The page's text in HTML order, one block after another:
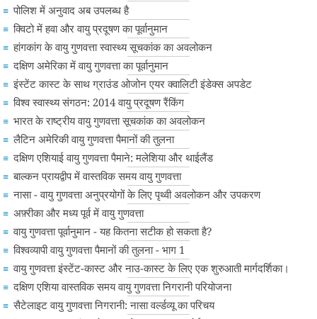
पोलिश में अनुवाद अब उपलब्ध है
क्विटो में हवा और वायु प्रदूषण का पूर्वानुमान
हांगकांग के वायु गुणवत्ता स्वास्थ्य सूचकांक का अवलोकन
दक्षिण अमेरिका में वायु गुणवत्ता का पूर्वानुमान
इंस्टेंट कास्ट के साथ ग्राउंड ओजोन एयर क्वालिटी इंडेक्स अपडेट
विश्व स्वास्थ्य संगठन: 2014 वायु प्रदूषण रैंकिंग
भारत के राष्ट्रीय वायु गुणवत्ता सूचकांक का अवलोकन
लैटिन अमेरिकी वायु गुणवत्ता पैमानों की तुलना
दक्षिण एशियाई वायु गुणवत्ता पैमाने: मलेशिया और थाईलैंड
बाल्कन प्रायद्वीप में वास्तविक समय वायु गुणवत्ता
नासा - वायु गुणवत्ता अनुप्रयोगों के लिए पृथ्वी अवलोकन और उपकरण
अफ़्रीका और मध्य पूर्व में वायु गुणवत्ता
वायु गुणवत्ता पूर्वानुमान - यह कितना सटीक हो सकता है?
विश्वव्यापी वायु गुणवत्ता पैमानों की तुलना - भाग 1
वायु गुणवत्ता इंस्टेंट-कास्ट और नाउ-कास्ट के लिए एक शुरुआती मार्गदर्शिका।
दक्षिण एशिया वास्तविक समय वायु गुणवत्ता निगरानी परियोजना
सैटेलाइट वायु गुणवत्ता निगरानी: नासा वर्ल्डव्यू का परिचय